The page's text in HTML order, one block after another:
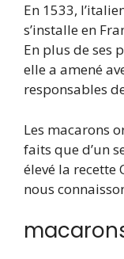
En 1533,
s’installe en
En plus de ses
elle a amené
responsables
Les macarons
faits que d’un
élevé la recette
nous